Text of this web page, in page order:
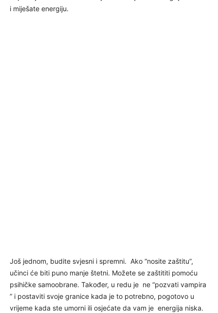
i miješate energiju.
Još jednom, budite svjesni i spremni. Ako “nosite zaštitu”,
učinci će biti puno manje štetni. Možete se zaštititi pomoću
psihičke samoobrane. Također, u redu je ne “pozvati vampira
” i postaviti svoje granice kada je to potrebno, pogotovo u
vrijeme kada ste umorni ili osjećate da vam je energija niska.